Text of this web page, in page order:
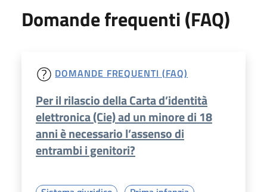
Domande frequenti (FAQ)
DOMANDE FREQUENTI (FAQ)
Per il rilascio della Carta d’identità
elettronica (Cie) ad un minore di 18
anni è necessario l’assenso di
entrambi i genitori?